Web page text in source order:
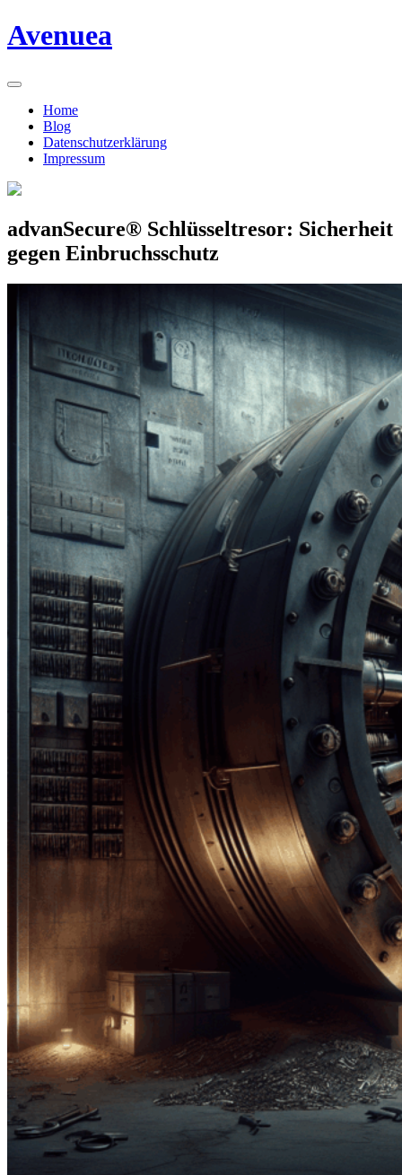
Skip
to
Avenuea
Home
Blog
Datenschutzerklärung
Impressum
advanSecure® Schlüsseltresor: Sicherheit
gegen Einbruchsschutz